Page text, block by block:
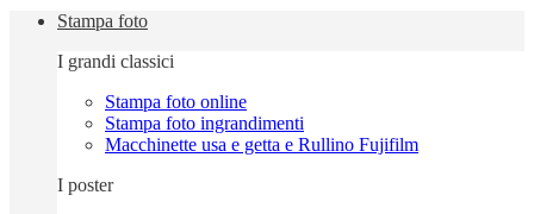
Stampa foto
I grandi classici
Stampa foto online
Stampa foto ingrandimenti
Macchinette usa e getta e Rullino Fujifilm
I poster